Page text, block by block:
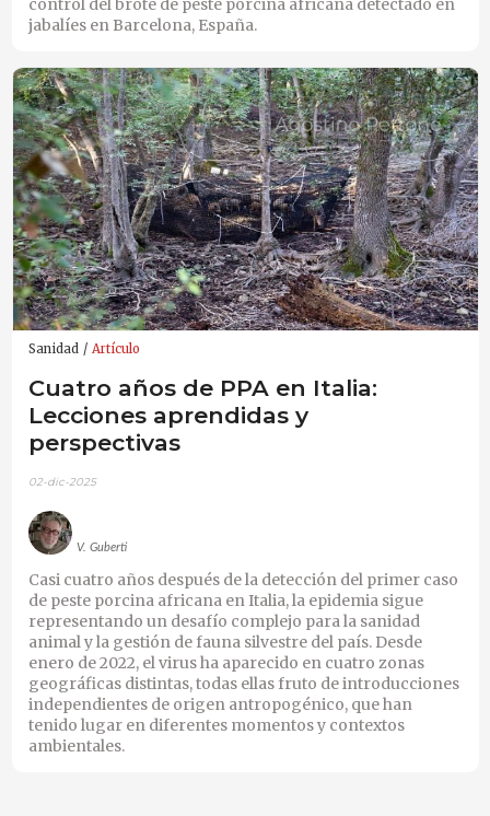
control del brote de peste porcina africana detectado en
jabalíes en Barcelona, España.
Sanidad Artículo
Cuatro años de PPA en Italia:
Lecciones aprendidas y
perspectivas
02-dic-2025
V. Guberti
Casi cuatro años después de la detección del primer caso
de peste porcina africana en Italia, la epidemia sigue
representando un desafío complejo para la sanidad
animal y la gestión de fauna silvestre del país. Desde
enero de 2022, el virus ha aparecido en cuatro zonas
geográficas distintas, todas ellas fruto de introducciones
independientes de origen antropogénico, que han
tenido lugar en diferentes momentos y contextos
ambientales.